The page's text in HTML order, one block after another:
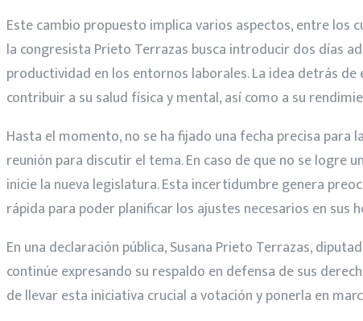
Este cambio propuesto implica varios aspectos, entre los
la congresista Prieto Terrazas busca introducir dos días
productividad en los entornos laborales. La idea detrás
contribuir a su salud física y mental, así como a su
Hasta el momento, no se ha fijado una fecha precisa
reunión para discutir el tema. En caso de que no se logre
inicie la nueva legislatura. Esta incertidumbre genera
rápida para poder planificar los ajustes necesarios en sus
En una declaración pública, Susana Prieto Terrazas,
continúe expresando su respaldo en defensa de sus
de llevar esta iniciativa crucial a votación y ponerla en